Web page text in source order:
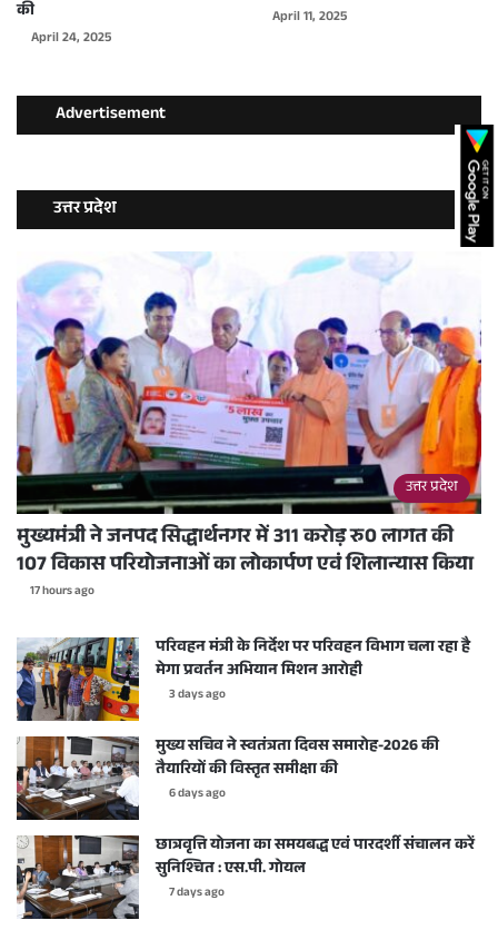
की
April 24, 2025
April 11, 2025
Advertisement
उत्तर प्रदेश
उत्तर प्रदेश
मुख्यमंत्री ने जनपद सिद्धार्थनगर में 311 करोड़ रु0 लागत की
107 विकास परियोजनाओं का लोकार्पण एवं शिलान्यास किया
17 hours ago
परिवहन मंत्री के निर्देश पर परिवहन विभाग चला रहा है
मेगा प्रवर्तन अभियान मिशन आरोही
3 days ago
मुख्य सचिव ने स्वतंत्रता दिवस समारोह-2026 की
तैयारियों की विस्तृत समीक्षा की
6 days ago
छात्रवृत्ति योजना का समयबद्ध एवं पारदर्शी संचालन करें
सुनिश्चित : एस.पी. गोयल
7 days ago